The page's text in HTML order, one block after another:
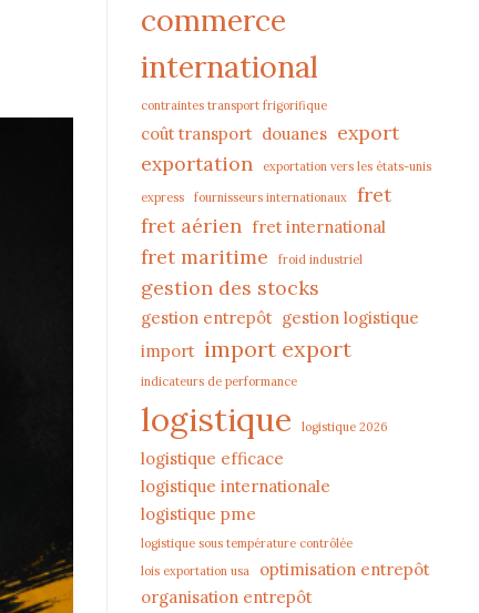
commerce
international
contraintes transport frigorifique
coût transport douanes export
exportation
exportation vers les états-unis
express
fournisseurs internationaux
fret
fret aérien fret international
fret maritime froid industriel
gestion des stocks
gestion entrepôt gestion logistique
import import export
indicateurs de performance
logistique logistique 2026
logistique efficace
logistique internationale
logistique pme
logistique sous température contrôlée
lois exportation usa
optimisation entrepôt
organisation entrepôt